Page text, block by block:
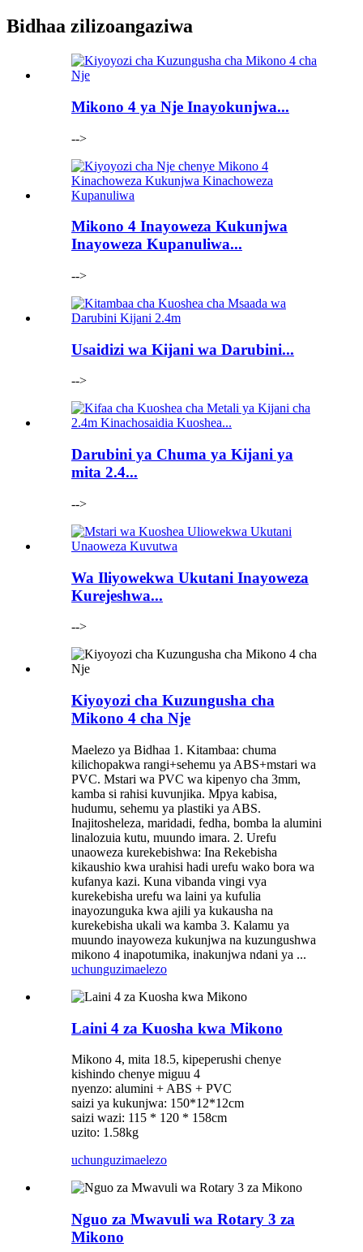
Bidhaa zilizoangaziwa
Mikono 4 ya Nje Inayokunjwa...
-->
Mikono 4 Inayoweza Kukunjwa
Inayoweza Kupanuliwa...
-->
Usaidizi wa Kijani wa Darubini...
-->
Darubini ya Chuma ya Kijani ya
mita 2.4...
-->
Wa Iliyowekwa Ukutani Inayoweza
Kurejeshwa...
-->
Kiyoyozi cha Kuzungusha cha
Mikono 4 cha Nje
Maelezo ya Bidhaa 1. Kitambaa: chuma
kilichopakwa rangi+sehemu ya ABS+mstari wa
PVC. Mstari wa PVC wa kipenyo cha 3mm,
kamba si rahisi kuvunjika. Mpya kabisa,
hudumu, sehemu ya plastiki ya ABS.
Inajitosheleza, maridadi, fedha, bomba la alumini
linalozuia kutu, muundo imara. 2. Urefu
unaoweza kurekebishwa: Ina Rekebisha
kikaushio kwa urahisi hadi urefu wako bora wa
kufanya kazi. Kuna vibanda vingi vya
kurekebisha urefu wa laini ya kufulia
inayozunguka kwa ajili ya kukausha na
kurekebisha ukali wa kamba 3. Kalamu ya
muundo inayoweza kukunjwa na kuzungushwa
mikono 4 inapotumika, inakunjwa ndani ya ...
uchunguzimaelezo
Laini 4 za Kuosha kwa Mikono
Mikono 4, mita 18.5, kipeperushi chenye
kishindo chenye miguu 4
nyenzo: alumini + ABS + PVC
saizi ya kukunjwa: 150*12*12cm
saizi wazi: 115 * 120 * 158cm
uzito: 1.58kg
uchunguzimaelezo
Nguo za Mwavuli wa Rotary 3 za
Mikono